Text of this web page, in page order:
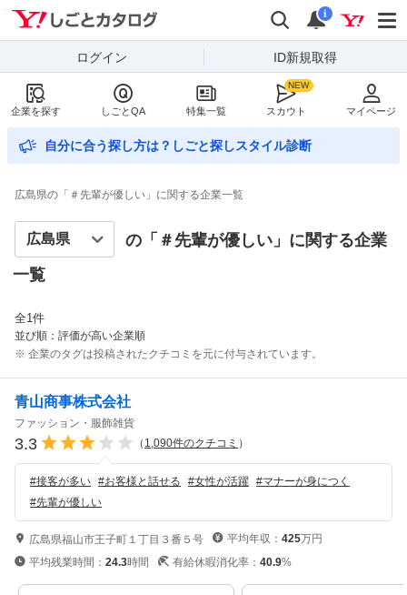
Yahoo!しごとカタログ
検索
通知
i
ログイン ID新規取得
企業を探す しごとQA 特集一覧 スカウト マイページ
自分に合う探し方は？しごと探しスタイル診断
広島県の「＃先輩が優しい」に関する企業一覧
の「＃ 先輩が優しい 」に関する企業
一覧
全1件
並び順：評価が高い企業順
※ 企業のタグは投稿されたクチコミを元に付与されています。
青山商事株式会社
ファッション・服飾雑貨
3.3 （ 1,090件のクチコミ ）
#接客が多い #お客様と話せる #女性が活躍 #マナーが身につく
#先輩が優しい
広島県福山市王子町１丁目３番５号 平均年収： 425万円
平均残業時間： 24.3時間 有給休暇消化率： 40.9%